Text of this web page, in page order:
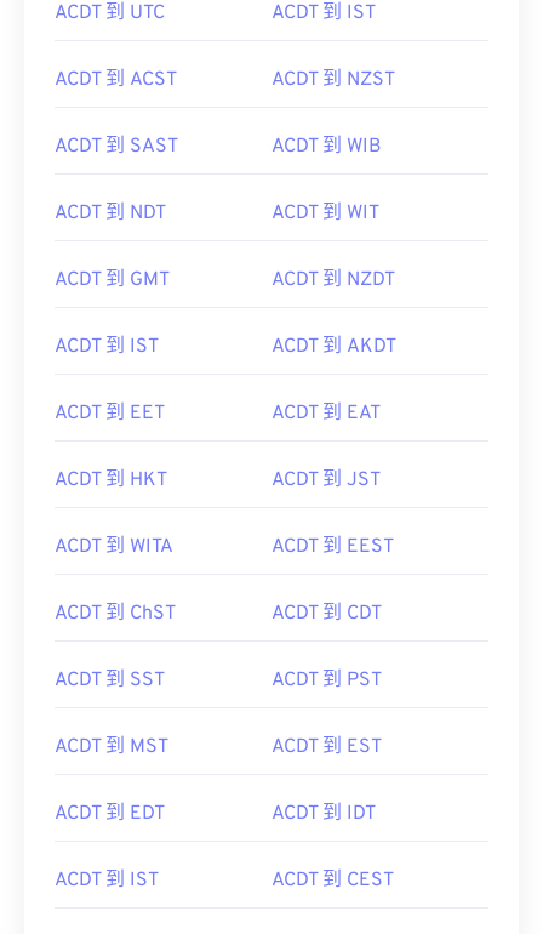
ACDT 到 UTC ACDT 到 IST
ACDT 到 ACST ACDT 到 NZST
ACDT 到 SAST ACDT 到 WIB
ACDT 到 NDT ACDT 到 WIT
ACDT 到 GMT ACDT 到 NZDT
ACDT 到 IST ACDT 到 AKDT
ACDT 到 EET ACDT 到 EAT
ACDT 到 HKT ACDT 到 JST
ACDT 到 WITA ACDT 到 EEST
ACDT 到 ChST ACDT 到 CDT
ACDT 到 SST ACDT 到 PST
ACDT 到 MST ACDT 到 EST
ACDT 到 EDT ACDT 到 IDT
ACDT 到 IST ACDT 到 CEST